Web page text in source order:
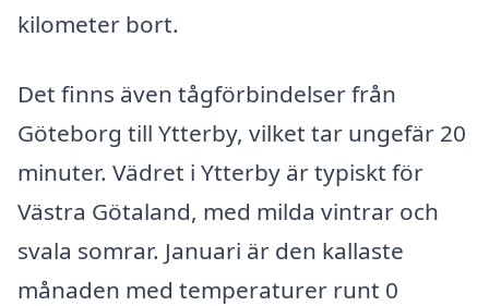
kilometer bort.
Det finns även tågförbindelser från
Göteborg till Ytterby, vilket tar ungefär 20
minuter. Vädret i Ytterby är typiskt för
Västra Götaland, med milda vintrar och
svala somrar. Januari är den kallaste
månaden med temperaturer runt 0